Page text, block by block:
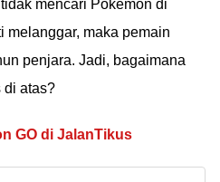
mencari Pokemon di
melanggar, maka pemain
penjara. Jadi, bagaimana
di atas?
GO di JalanTikus